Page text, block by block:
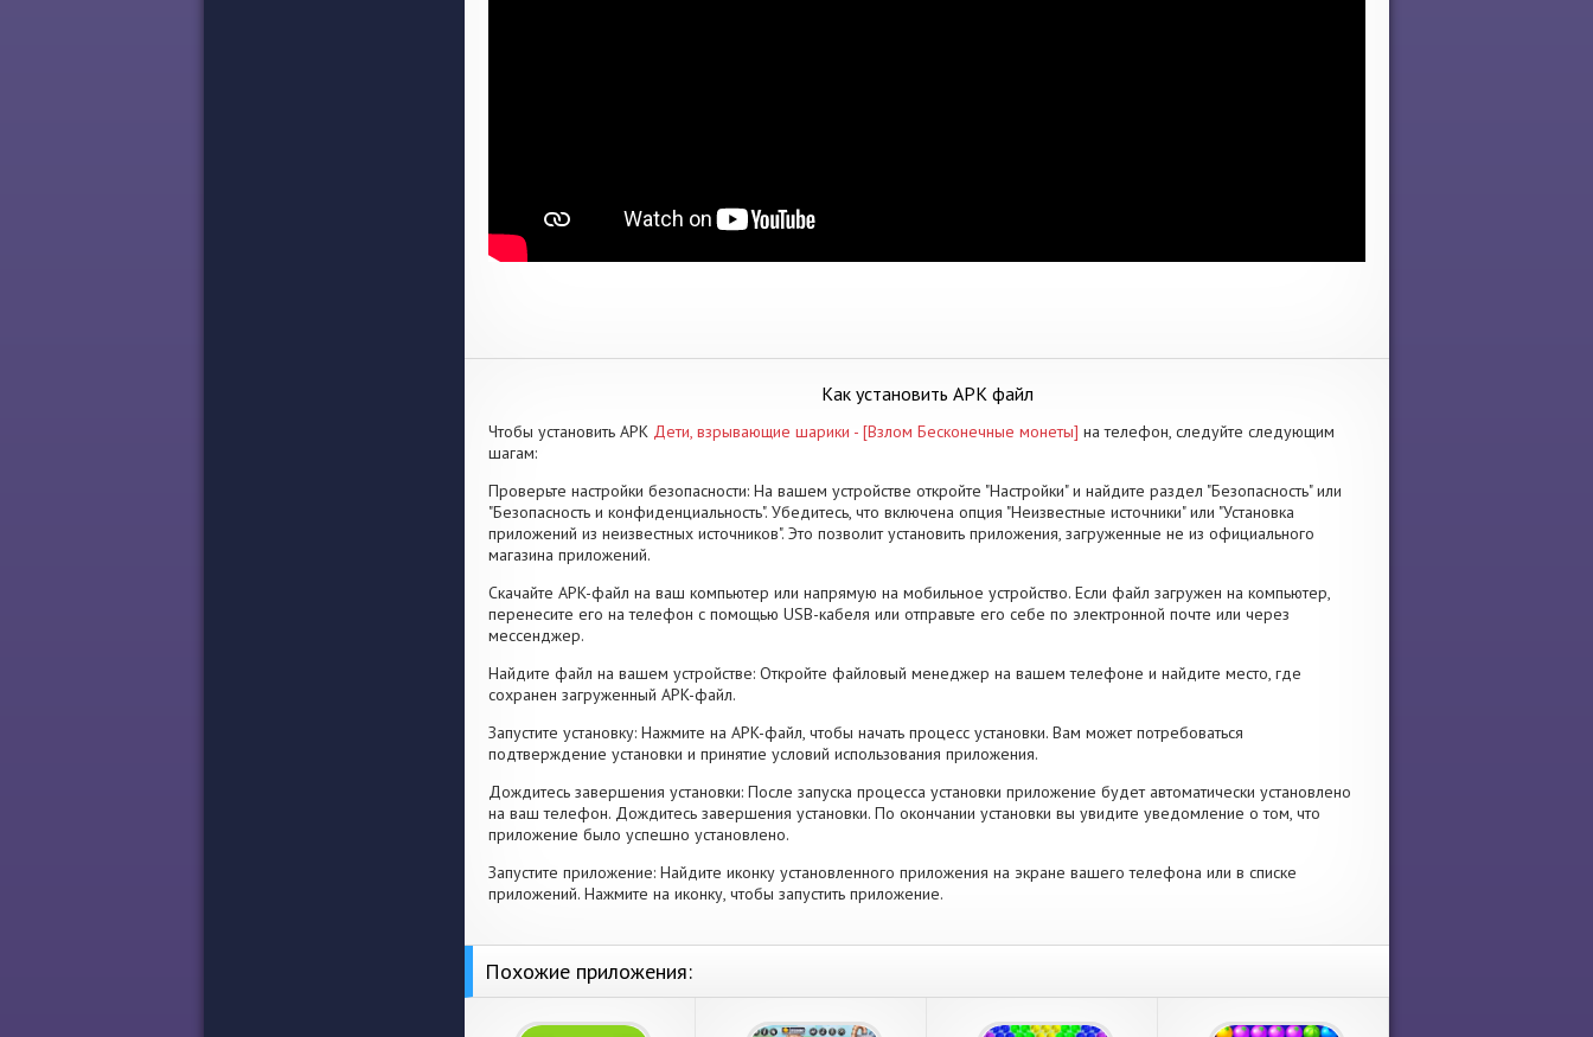
Как установить APK файл
Чтобы установить APK Дети, взрывающие шарики - [Взлом Бесконечные монеты] на телефон, следуйте следующим
шагам:
Проверьте настройки безопасности: На вашем устройстве откройте "Настройки" и найдите раздел "Безопасность" или
"Безопасность и конфиденциальность". Убедитесь, что включена опция "Неизвестные источники" или "Установка
приложений из неизвестных источников". Это позволит установить приложения, загруженные не из официального
магазина приложений.
Скачайте APK-файл на ваш компьютер или напрямую на мобильное устройство. Если файл загружен на компьютер,
перенесите его на телефон с помощью USB-кабеля или отправьте его себе по электронной почте или через
мессенджер.
Найдите файл на вашем устройстве: Откройте файловый менеджер на вашем телефоне и найдите место, где
сохранен загруженный APK-файл.
Запустите установку: Нажмите на APK-файл, чтобы начать процесс установки. Вам может потребоваться
подтверждение установки и принятие условий использования приложения.
Дождитесь завершения установки: После запуска процесса установки приложение будет автоматически установлено
на ваш телефон. Дождитесь завершения установки. По окончании установки вы увидите уведомление о том, что
приложение было успешно установлено.
Запустите приложение: Найдите иконку установленного приложения на экране вашего телефона или в списке
приложений. Нажмите на иконку, чтобы запустить приложение.
Похожие приложения: